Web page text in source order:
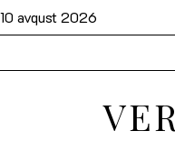
10 avqust 2026